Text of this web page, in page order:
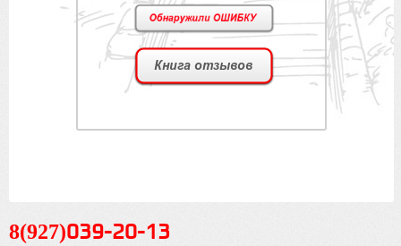
8(927)039-20-13